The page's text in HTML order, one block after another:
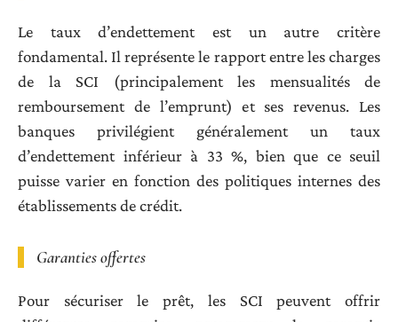
Le taux d’endettement est un autre critère
fondamental. Il représente le rapport entre les charges
de la SCI (principalement les mensualités de
remboursement de l’emprunt) et ses revenus. Les
banques privilégient généralement un taux
d’endettement inférieur à 33 %, bien que ce seuil
puisse varier en fonction des politiques internes des
établissements de crédit.
Garanties offertes
Pour sécuriser le prêt, les SCI peuvent offrir